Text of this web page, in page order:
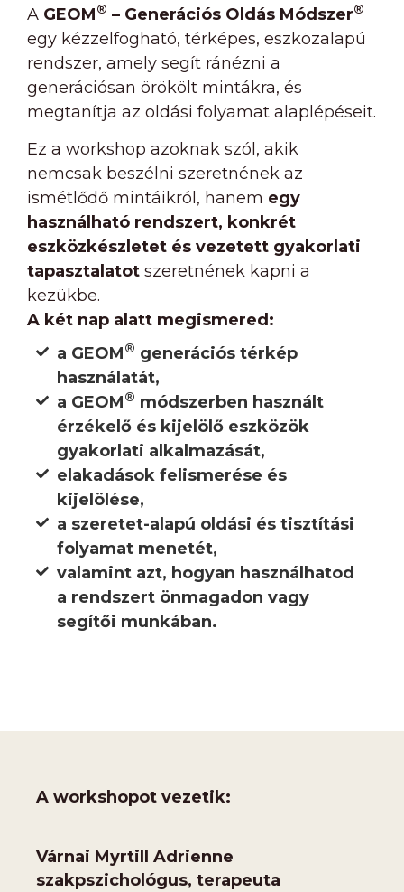
A GEOM® – Generációs Oldás Módszer®
egy kézzelfogható, térképes, eszközalapú
rendszer, amely segít ránézni a
generációsan örökölt mintákra, és
megtanítja az oldási folyamat alaplépéseit.
Ez a workshop azoknak szól, akik
nemcsak beszélni szeretnének az
ismétlődő mintáikról, hanem egy
használható rendszert, konkrét
eszközkészletet és vezetett gyakorlati
tapasztalatot szeretnének kapni a
kezükbe.
A két nap alatt megismered:
a GEOM® generációs térkép
használatát,
a GEOM® módszerben használt
érzékelő és kijelölő eszközök
gyakorlati alkalmazását,
elakadások felismerése és
kijelölése,
a szeretet-alapú oldási és tisztítási
folyamat menetét,
valamint azt, hogyan használhatod
a rendszert önmagadon vagy
segítői munkában.
A workshopot vezetik:
Várnai Myrtill Adrienne
szakpszichológus, terapeuta